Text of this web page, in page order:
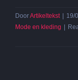
DoorArtikeltekst 19/
Mode en kleding